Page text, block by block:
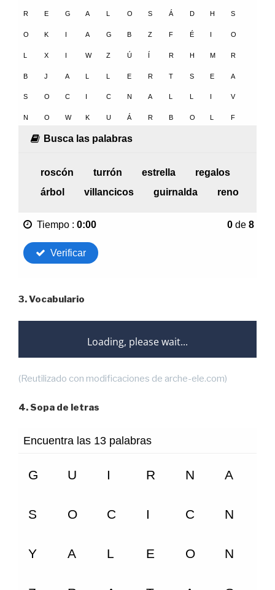
3. Vocabulario
(Reutilizado con modificaciones de arche-ele.com)
4. Sopa de letras